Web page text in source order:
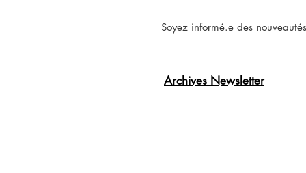
Soyez informé.e des
Archives Newsletter